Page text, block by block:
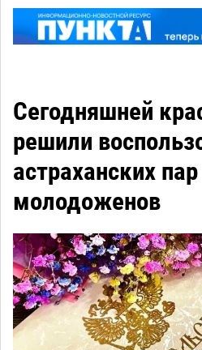
Сегодняшней
решили
астраханских пар
молодоженов